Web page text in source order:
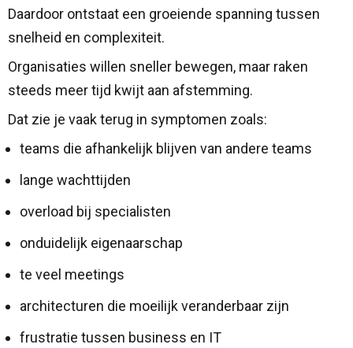
Daardoor ontstaat een groeiende spanning tussen
snelheid en complexiteit.
Organisaties willen sneller bewegen, maar raken
steeds meer tijd kwijt aan afstemming.
Dat zie je vaak terug in symptomen zoals:
teams die afhankelijk blijven van andere teams
lange wachttijden
overload bij specialisten
onduidelijk eigenaarschap
te veel meetings
architecturen die moeilijk veranderbaar zijn
frustratie tussen business en IT